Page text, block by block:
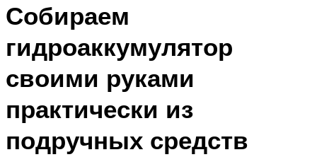
Собираем
гидроаккумулятор
своими руками
практически из
подручных средств